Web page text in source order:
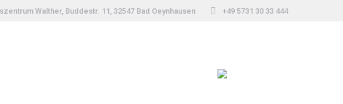
Walther, Buddestr. 11, 32547 Bad Oeynhausen +49 5731 30 33 444